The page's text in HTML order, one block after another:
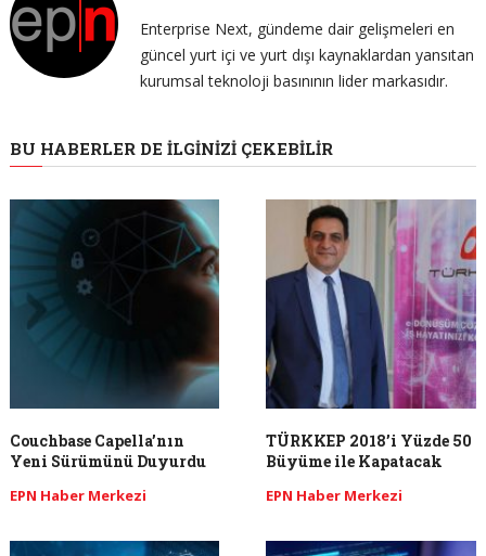
Enterprise Next, gündeme dair gelişmeleri en
güncel yurt içi ve yurt dışı kaynaklardan yansıtan
kurumsal teknoloji basınının lider markasıdır.
BU HABERLER DE İLGINIZI ÇEKEBILIR
Couchbase Capella’nın
Yeni Sürümünü Duyurdu
EPN Haber Merkezi
TÜRKKEP 2018’i Yüzde 50
Büyüme ile Kapatacak
EPN Haber Merkezi